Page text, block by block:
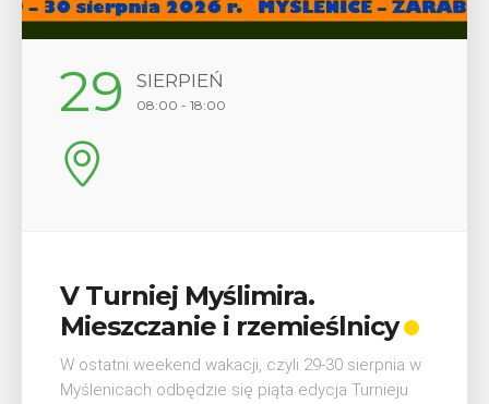
29 SIERPIEŃ
08:00 - 18:00
V Turniej Myślimira.
Mieszczanie i rzemieślnicy
W ostatni weekend wakacji, czyli 29-30 sierpnia w
Myślenicach odbędzie się piąta edycja Turnieju